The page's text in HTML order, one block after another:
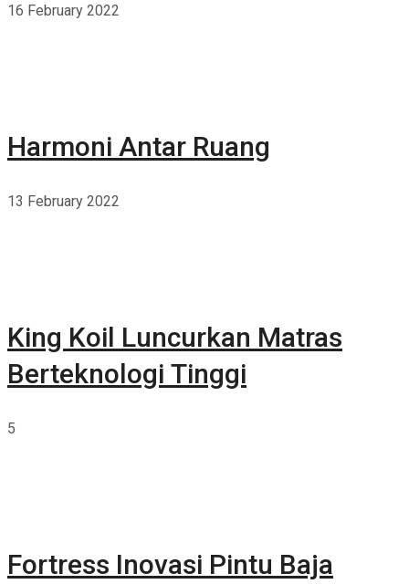
16 February 2022
Harmoni Antar Ruang
13 February 2022
King Koil Luncurkan Matras
Berteknologi Tinggi
5
Fortress Inovasi Pintu Baja